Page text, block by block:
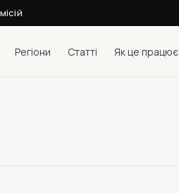
Регіони Статті Як це працює